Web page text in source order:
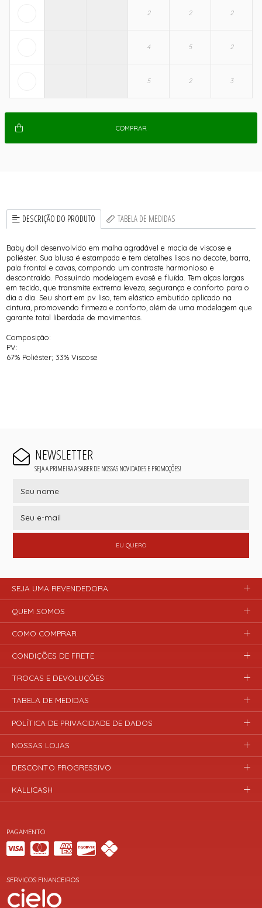
COMPRAR
DESCRIÇÃO DO PRODUTO TABELA DE MEDIDAS
Baby doll desenvolvido em malha agradável e macia de viscose e
poliéster. Sua blusa é estampada e tem detalhes lisos no decote, barra,
pala frontal e cavas, compondo um contraste harmonioso e
descontraído. Possuindo modelagem evasê e fluída. Tem alças largas
em tecido, que transmite extrema leveza, segurança e conforto para o
dia a dia. Seu short em pv liso, tem elástico embutido aplicado na
cintura, promovendo firmeza e conforto, além de uma modelagem que
garante total liberdade de movimentos.
Composição:
PV:
67% Poliéster; 33% Viscose
NEWSLETTER
SEJA A PRIMEIRA A SABER DE NOSSAS NOVIDADES E PROMOÇÕES!
EU QUERO
PAGAMENTO
SERVIÇOS FINANCEIROS
SEJA UMA REVENDEDORA
QUEM SOMOS
COMO COMPRAR
CONDIÇÕES DE FRETE
TROCAS E DEVOLUÇÕES
TABELA DE MEDIDAS
POLÍTICA DE PRIVACIDADE DE DADOS
NOSSAS LOJAS
DESCONTO PROGRESSIVO
KALLICASH